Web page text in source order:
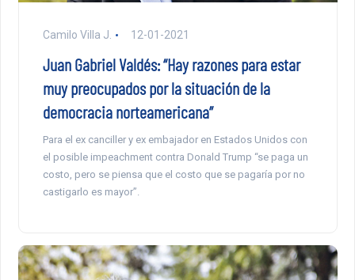
Camilo Villa J. 12-01-2021
Juan Gabriel Valdés: “Hay razones para estar
muy preocupados por la situación de la
democracia norteamericana”
Para el ex canciller y ex embajador en Estados Unidos con
el posible impeachment contra Donald Trump “se paga un
costo, pero se piensa que el costo que se pagaría por no
castigarlo es mayor”.